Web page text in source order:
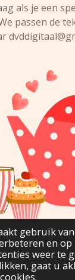
gebruik
en op
weer te
gaat u
als je een
passen de
voor